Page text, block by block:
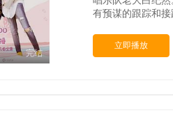
完结
有预谋的跟踪和接
立即播放